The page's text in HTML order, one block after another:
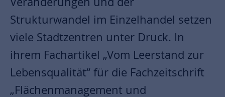
Strukturwandel im Einzelhandel setzen
viele Stadtzentren unter Druck. In
ihrem Fachartikel „Vom Leerstand zur
Lebensqualität“ für die Fachzeitschrift
„Flächenmanagement und